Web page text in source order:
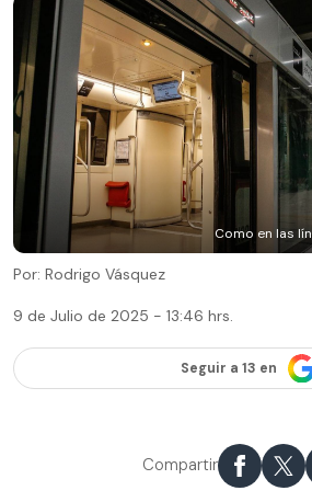
Como en las
Por: Rodrigo Vásquez
9 de Julio de 2025 - 13:46 hrs.
Seguir a 13 en
Compartir